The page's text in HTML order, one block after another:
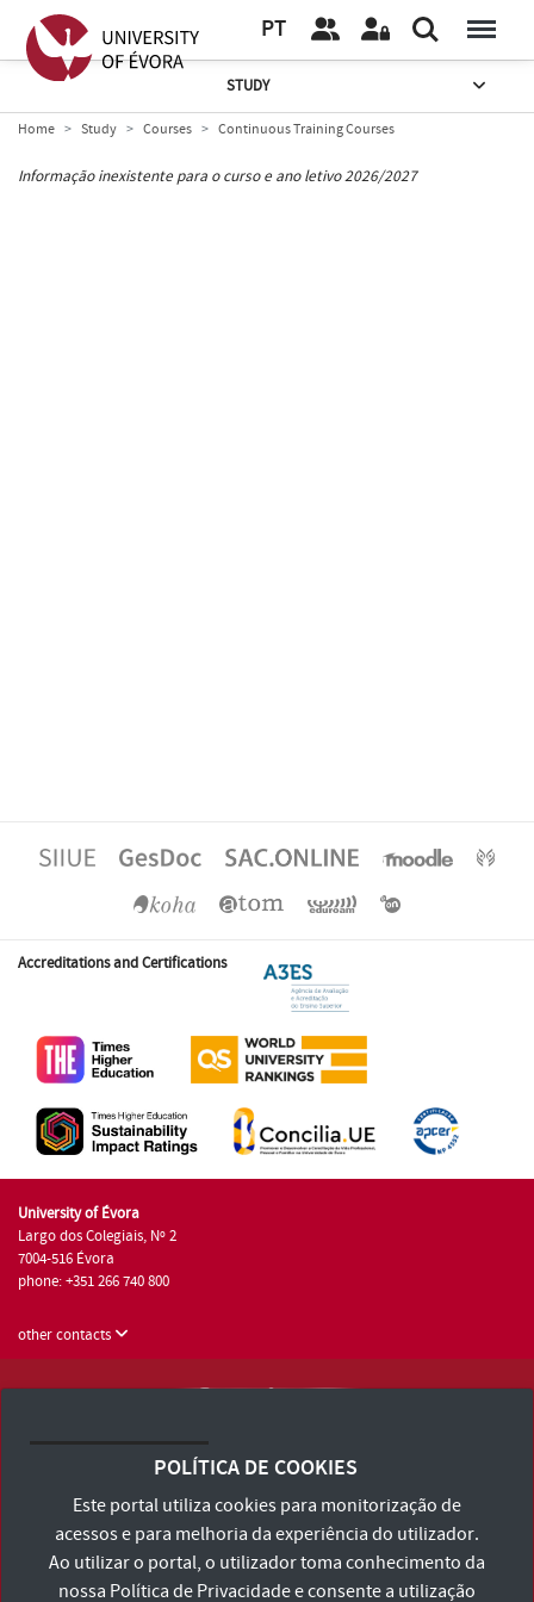
PT
STUDY
Home Study Courses Continuous Training Courses
Informação inexistente para o curso e ano letivo 2026/2027
Accreditations and Certifications
University of Évora
Largo dos Colegiais, Nº 2
7004-516 Évora
phone: +351 266 740 800
other contacts
Terms and Conditions and Privacy Policy
Accessibility Statement
POLÍTICA DE COOKIES
Este portal utiliza cookies para monitorização de
acessos e para melhoria da experiência do utilizador.
Ao utilizar o portal, o utilizador toma conhecimento da
nossa Política de Privacidadee consente a utilização